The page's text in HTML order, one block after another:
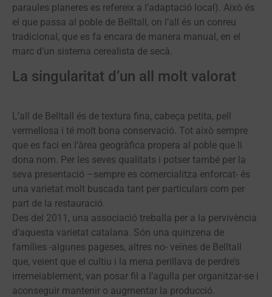
paraules planeres es refereix a l’adaptació local). Això és
el que passa al poble de Belltall, on l’all és un conreu
tradicional, que es fa encara de manera manual, en el
marc d’un sistema cerealista de secà.
La singularitat d’un all molt valorat
L’all de Belltall és de textura fina, cabeça petita, pell
vermellosa i té molt bona conservació. Tot això sempre
que es faci en l’àrea geogràfica propera al poble que li
dona nom. Per les seves qualitats i potser també per la
seva presentació –sempre es comercialitza enforcat- és
una varietat molt buscada tant per particulars com per
part de la restauració.
Des del 2011, una associació treballa per a la pervivència
d’aquesta varietat catalana. Són una quinzena de
famílies -algunes pageses, altres no- veïnes de Belltall
que, veient que el cultiu i la mena perillava de perdre’s
irremeiablement, van posar fil a l’agulla per organitzar-se i
aconseguir mantenir o augmentar la producció.